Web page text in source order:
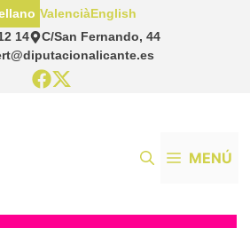
14
C/San Fernando, 44
ValenciàEnglish
MENÚ